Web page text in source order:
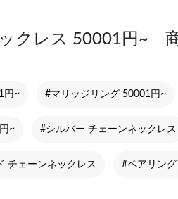
クレス 50001円~
円~ #マリッジリング 50001円~
~ #シルバー チェーンネックレス
チェーンネックレス #ペアリン